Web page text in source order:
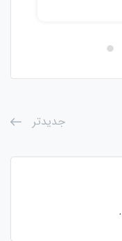
جدیدتر
.